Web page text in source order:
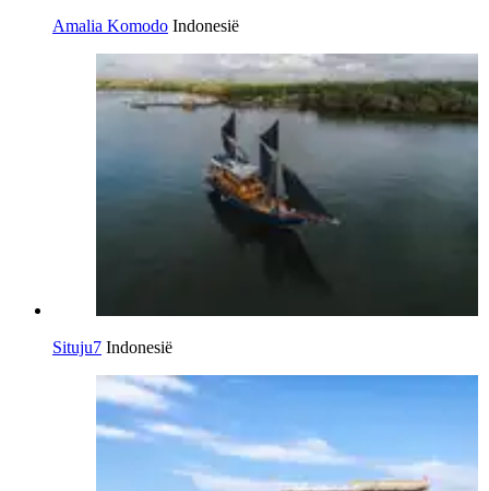
Amalia Komodo Indonesië
Situju7 Indonesië